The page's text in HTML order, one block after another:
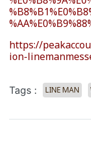
https://
ion-
Tags : LINE MAN